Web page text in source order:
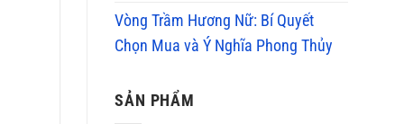
Vòng Trầm Hương Nữ: Bí Quyết
Chọn Mua và Ý Nghĩa Phong Thủy
SẢN PHẨM